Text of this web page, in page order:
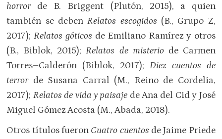
horrorde B. Briggent (Plutón, 2015), a quien
también se debenRelatos escogidos (B., Grupo Z,
2017);Relatos góticos de Emiliano Ramírez y otros
(B., Biblok, 2015);Relatos de misterio de Carmen
Torres–Calderón (Biblok, 2017); Diez cuentos de
terror de Susana Carral (M., Reino de Cordelia,
2017); Relatos de vida y paisaje de Ana del Cid y José
Miguel Gómez Acosta (M., Abada, 2018).
Otros títulos fueron Cuatro cuentos de Jaime Priede